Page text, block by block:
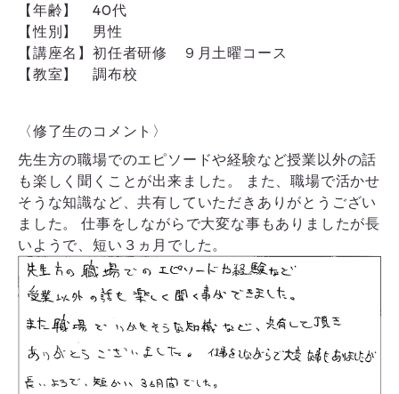
【年齢】
40代
【性別】
男性
【講座名】 初任者研修 ９月土曜コース
【教室】
調布校
〈修了生のコメント〉
先生方の職場でのエピソードや経験など授業以外の話
も楽しく聞くことが出来ました。 また、職場で活かせ
そうな知識など、共有していただきありがとうござい
ました。 仕事をしながらで大変な事もありましたが長
いようで、短い３ヵ月でした。